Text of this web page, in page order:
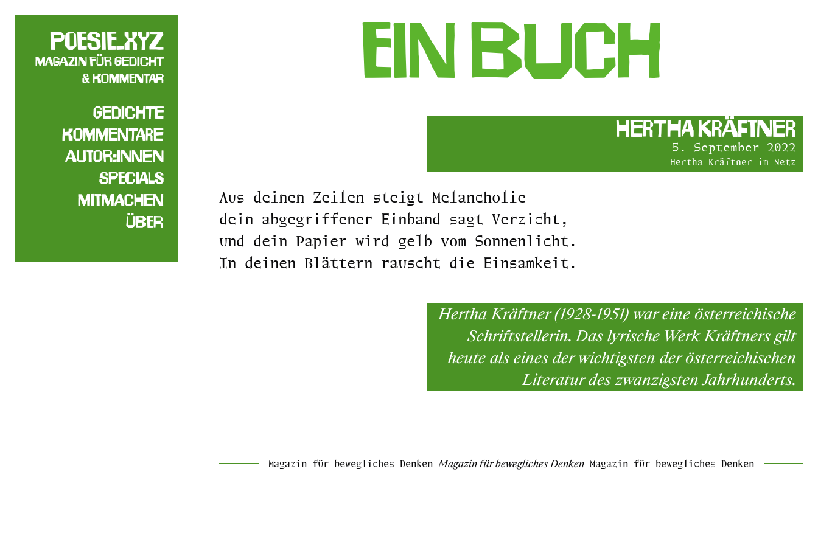
poesie.xyz
Magazin für Gedicht
& Kommentar
Gedichte
Kommentare
Autor:innen
Specials
Mitmachen
Über
Ein Buch
Hertha Kräftner
5. September 2022
Hertha Kräftner im Netz
Aus deinen Zeilen steigt Melancholie
dein abgegriffener Einband sagt Verzicht,
und dein Papier wird gelb vom Sonnenlicht.
In deinen Blättern rauscht die Einsamkeit.
Hertha Kräftner (1928-1951) war eine österreichische
Schriftstellerin. Das lyrische Werk Kräftners gilt
heute als eines der wichtigsten der österreichischen
Literatur des zwanzigsten Jahrhunderts.
Magazin für bewegliches Denken Magazin für bewegliches Denken Magazin für bewegliches Denken